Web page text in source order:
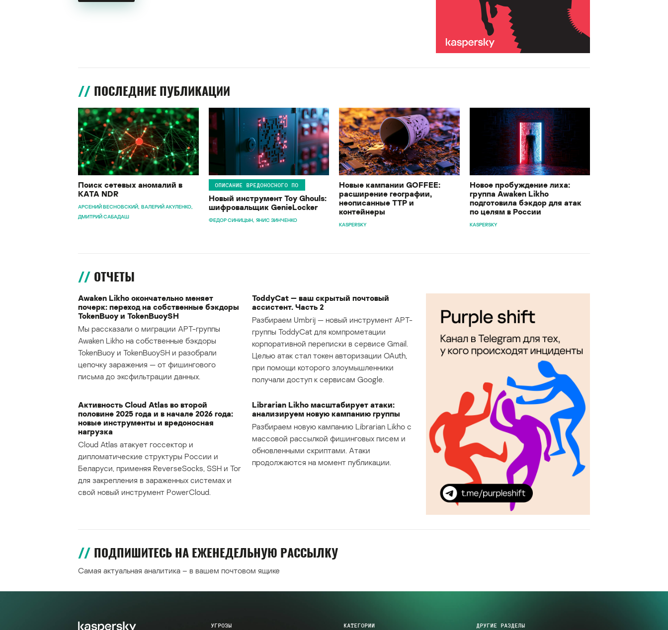
ПОСЛЕДНИЕ ПУБЛИКАЦИИ
Поиск сетевых аномалий в
KATA NDR
АРСЕНИЙ ВЕСНОВСКИЙ ВАЛЕРИЙ АКУЛЕНКО
ДМИТРИЙ САБАДАШ
ОПИСАНИЕ ВРЕДОНОСНОГО ПО
Новый инструмент Toy Ghouls:
шифровальщик GenieLocker
ФЕДОР СИНИЦЫН ЯНИС ЗИНЧЕНКО
Новые кампании GOFFEE:
расширение географии,
неописанные TTP и
контейнеры
KASPERSKY
Новое пробуждение лиха:
группа Awaken Likho
подготовила бэкдор для атак
по целям в России
KASPERSKY
ОТЧЕТЫ
Awaken Likho окончательно меняет
почерк: переход на собственные бэкдоры
TokenBuoy и TokenBuoySH
Мы рассказали о миграции APT-группы
Awaken Likho на собственные бэкдоры
TokenBuoy и TokenBuoySH и разобрали
цепочку заражения — от фишингового
письма до эксфильтрации данных.
ToddyCat — ваш скрытый почтовый
ассистент. Часть 2
Разбираем Umbrij — новый инструмент APT-
группы ToddyCat для компрометации
корпоративной переписки в сервисе Gmail.
Целью атак стал токен авторизации OAuth,
при помощи которого злоумышленники
получали доступ к сервисам Google.
Активность Cloud Atlas во второй
половине 2025 года и в начале 2026 года:
новые инструменты и вредоносная
нагрузка
Cloud Atlas атакует госсектор и
дипломатические структуры России и
Беларуси, применяя ReverseSocks, SSH и Tor
для закрепления в зараженных системах и
свой новый инструмент PowerCloud.
Librarian Likho масштабирует атаки:
анализируем новую кампанию группы
Разбираем новую кампанию Librarian Likho с
массовой рассылкой фишинговых писем и
обновленными скриптами. Атаки
продолжаются на момент публикации.
ПОДПИШИТЕСЬ НА ЕЖЕНЕДЕЛЬНУЮ РАССЫЛКУ
Самая актуальная аналитика – в вашем почтовом ящике
УГРОЗЫ КАТЕГОРИИ ДРУГИЕ РАЗДЕЛЫ